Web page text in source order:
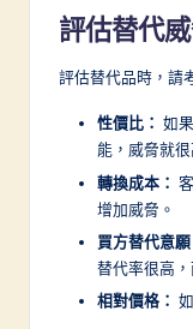
評估替代
評估替代品時，請
性價比： 如
能，威脅就很
轉換成本：
增加威脅。
買方替代意願
替代率很高
相對價格：